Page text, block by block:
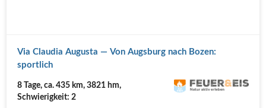
Via Clau­dia Augus­ta — Von Augs­burg nach Bozen:
sportlich
8 Tage, ca. 435 km, 3821 hm,
Schwierigkeit: 2